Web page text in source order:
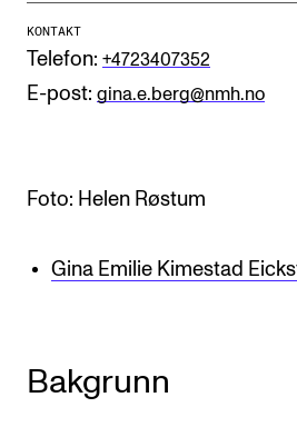
Publikasjoner
INTERNASJONALT
Internasjonal strategi
Nettverk
AKTUELT
KONTAKT
Telefon: +4723407352
E-post: gina.e.berg@nmh.no
Foto: Helen Røstum
Gina Emilie Kimestad
Bakgrunn